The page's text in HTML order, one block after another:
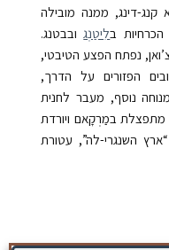
קנג-דינג, ממנה מובילה
בלִיטַנְגובבטנג.
נפתח הפצע הטיבטי,
הפזורים על הדרך,
נוסף, מעבר לחנית
מתפצלת במַרְקָאם ויורדת
“ארץ השנגרי-לה”, עטורת